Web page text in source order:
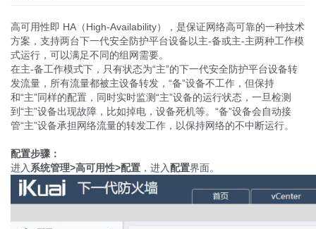
高可用性即 HA（High-Availability），是保证网络高可靠的一种技术
方案，支持两台下一代安全防护平台设备以主-备或主-主两种工作模
式运行，可以满足不同的组网需要。
在主-备工作模式下，只有状态为“主”的下一代安全防护平台设备转
发流量，所有流量都被主设备转发，“备”设备不工作，但保持
和“主”同样的配置，同时实时监测“主”设备的运行状态，一旦检测
到“主”设备出现故障，比如掉电，设备死机等。“备”设备会自动接
管“主”设备承担网络流量的转发工作，以保持网络的不中断运行。
配置步骤：
进入 系统管理>高可用性>配置 ，进入配置界面。